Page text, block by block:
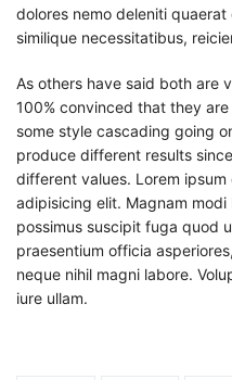
dolores nemo deleniti
similique necessitatibus,
As others have said both are
100% convinced that they
some style cascading going
produce different results
different values. Lorem
adipisicing elit. Magnam
possimus suscipit fuga quod
praesentium officia
neque nihil magni labore.
iure ullam.